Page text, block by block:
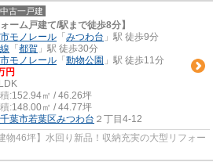
古一戸建
ォーム戸建て/駅まで徒歩8分】
モノレール 「 みつわ台 」駅 徒歩9分
「 都賀 」駅 徒歩30分
モノレール 「 動物公園 」駅 徒歩11分
円
:152.94㎡ / 46.26坪
:148.00㎡ / 44.77坪
千葉市若葉区みつわ台 ２丁目4-12
物46坪】水回り新品！収納充実の大型リフォー